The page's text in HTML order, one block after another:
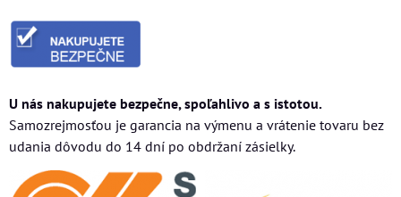
U nás nakupujete bezpečne, spoľahlivo a s istotou.
Samozrejmosťou je garancia na výmenu a vrátenie tovaru bez
udania dôvodu do 14 dní po obdržaní zásielky.